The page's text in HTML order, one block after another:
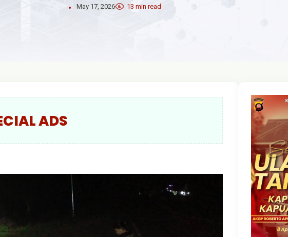
May 17, 2026 13 min read
ADS